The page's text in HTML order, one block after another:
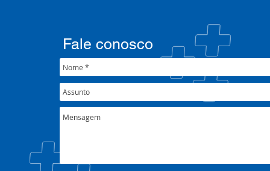
Fale conosco